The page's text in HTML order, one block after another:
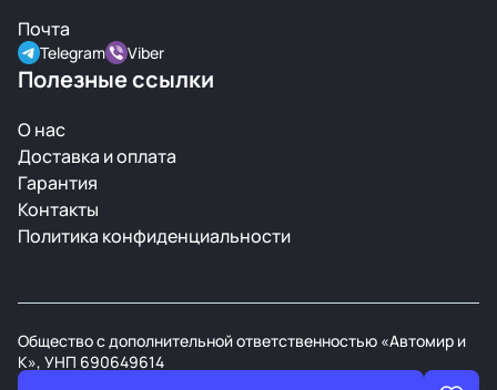
Почта
Telegram Viber
Полезные ссылки
О нас
Доставка и оплата
Гарантия
Контакты
Политика конфиденциальности
Общество с дополнительной ответственностью «Автомир и
К», УНП 690649614
В торговом реестре РБ с 21 марта 2008г.